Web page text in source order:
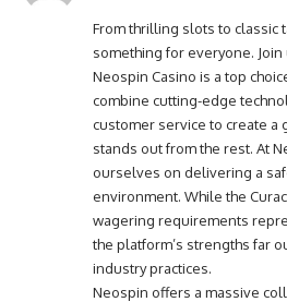
From thrilling slots to classic
something for everyone.
Neospin Casino is a top
combine cutting-edge
customer service to create a
stands out from the rest. At
ourselves on delivering a
environment. While the
wagering requirements
the platform’s strengths far
industry practices.
Neospin offers a massive